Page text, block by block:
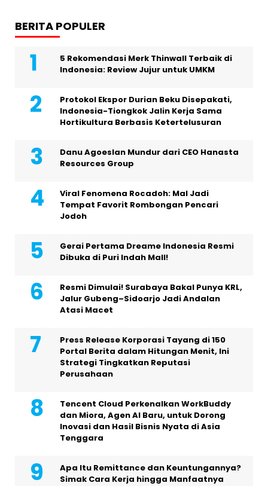
BERITA POPULER
5 Rekomendasi Merk Thinwall Terbaik di
Indonesia: Review Jujur untuk UMKM
Protokol Ekspor Durian Beku Disepakati,
Indonesia-Tiongkok Jalin Kerja Sama
Hortikultura Berbasis Ketertelusuran
Danu Agoeslan Mundur dari CEO Hanasta
Resources Group
Viral Fenomena Rocadoh: Mal Jadi
Tempat Favorit Rombongan Pencari
Jodoh
Gerai Pertama Dreame Indonesia Resmi
Dibuka di Puri Indah Mall!
Resmi Dimulai! Surabaya Bakal Punya KRL,
Jalur Gubeng–Sidoarjo Jadi Andalan
Atasi Macet
Press Release Korporasi Tayang di 150
Portal Berita dalam Hitungan Menit, Ini
Strategi Tingkatkan Reputasi
Perusahaan
Tencent Cloud Perkenalkan WorkBuddy
dan Miora, Agen AI Baru, untuk Dorong
Inovasi dan Hasil Bisnis Nyata di Asia
Tenggara
Apa Itu Remittance dan Keuntungannya?
Simak Cara Kerja hingga Manfaatnya